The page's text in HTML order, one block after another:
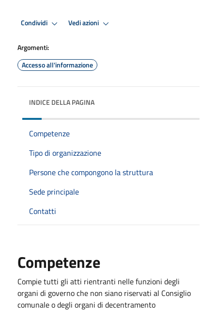
Condividi Vedi azioni
Argomenti:
Accesso all'informazione
INDICE DELLA PAGINA
Competenze
Tipo di organizzazione
Persone che compongono la struttura
Sede principale
Contatti
Competenze
Compie tutti gli atti rientranti nelle funzioni degli
organi di governo che non siano riservati al Consiglio
comunale o degli organi di decentramento